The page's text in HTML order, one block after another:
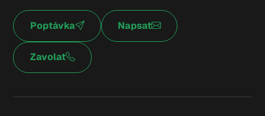
Poptávka Napsat
Zavolat